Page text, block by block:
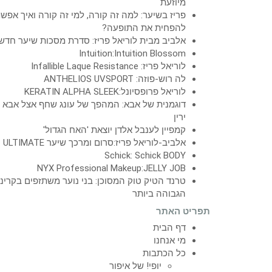
מיוזעת
פריז בשיער: למה זה קורה, למי זה קורה ואיך
להפחית את התופעה?
אלביב מבית לוריאל פריז: סדרת מסכות שיער
Intuition:Intuition Blossom
לוריאל פריז: Infallible Laque Resistance
לה רוש-פוזה: ANTHELIOS UVSPORT
לוריאל פרופסיונל:KERATIN ALPHA SLEEK
דוגמנית של אבא: המהפך של עונג שחף אצל אבא
ירין
קמפיין לענבל אלדן יוצאת 'האח הגדול'
אלביב-לוריאל פריז:סרום ומרכך שיער ULTIMATE
Schick: Schick BODY
NYX Professional Makeup:JELLY JOB
טרנד הטיק טוק המסוכן: בני נוער משתזפים
הגבוהה ביותר
תפריט האתר
דף הבית
מי אנחנו
כל הכתבות
יופי! של איפור